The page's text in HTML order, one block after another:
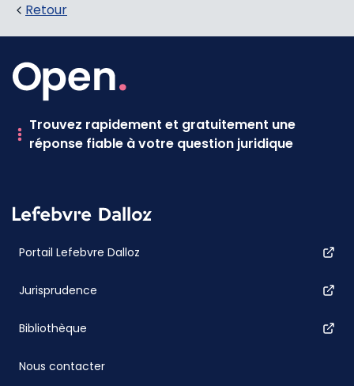
Retour
Trouvez rapidement et gratuitement une
réponse fiable à votre question juridique
Portail Lefebvre Dalloz
Jurisprudence
Bibliothèque
Nous contacter